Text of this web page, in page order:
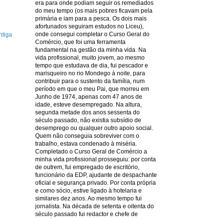
era para onde podiam seguir os remediados
do meu tempo (os mais pobres ficavam pela
primária e iam para a pesca. Os dois mais
afortunados seguiram estudos no Liceu),
onde consegui completar o Curso Geral do
Comércio, que foi uma ferramenta
fundamental na gestão da minha vida. Na
vida profissional, muito jovem, ao mesmo
tempo que estudava de dia, fui pescador e
marisqueiro no rio Mondego à noite, para
contribuir para o sustento da família, num
período em que o meu Pai, que morreu em
Junho de 1974, apenas com 47 anos de
idade, esteve desempregado. Na altura,
segunda metade dos anos sessenta do
século passado, não existia subsídio de
desemprego ou qualquer outro apoio social.
Quem não conseguia sobreviver com o
trabalho, estava condenado à miséria.
Completado o Curso Geral de Comércio a
minha vida profissional prosseguiu: por conta
de outrem, fui empregado de escritório,
funcionário da EDP, ajudante de despachante
oficial e segurança privado. Por conta própria
e como sócio, estive ligado à hotelaria e
similares dez anos. Ao mesmo tempo fui
jornalista. Na década de setenta e oitenta do
século passado fui redactor e chefe de